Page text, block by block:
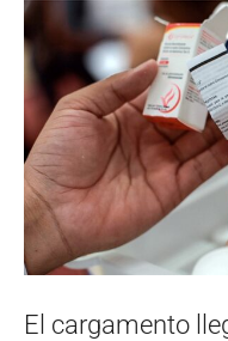
El cargamento